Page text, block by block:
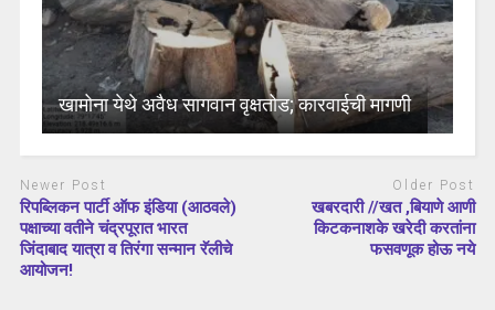
खामोना येथे अवैध सागवान वृक्षतोड; कारवाईची मागणी
Newer Post
रिपब्लिकन पार्टी ऑफ इंडिया (आठवले)
पक्षाच्या वतीने चंद्रपूरात भारत
जिंदाबाद यात्रा व तिरंगा सन्मान रॅलीचे
आयोजन!
Older Post
खबरदारी //खत ,बियाणे आणी
किटकनाशके खरेदी करतांना
फसवणूक होऊ नये